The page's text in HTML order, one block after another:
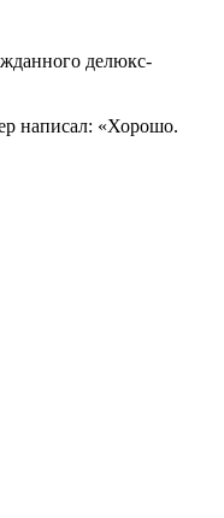
делюкс-
написал: «Хорошо.